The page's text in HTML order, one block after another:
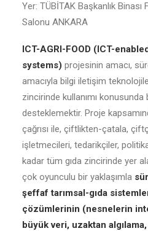
Yer: TÜBİTAK Başkanlık Binası
Salonu ANKARA
ICT-AGRI-FOOD (ICT-
systems) projesinin amacı,
amacıyla bilgi iletişim
zincirinde kullanımı konusunda
desteklemektir. Proje
çağrısı ile, çiftlikten-çatala,
işletmecileri, tedarikçiler,
kadar tüm gıda zincirinde yer
çok oyunculu bir yaklaşımla
şeffaf tarımsal-gıda
çözümlerinin (nesnelerin
büyük veri, uzaktan